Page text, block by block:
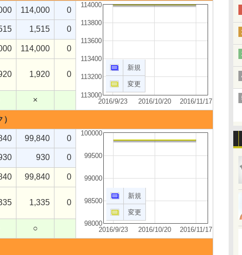
114,000 0
2016/9/23 2016/10/20 2016/11/17
113000
113200
113400
113600
113800
114000
新規
変更
1,515 0
114,000 0
1,920 0
×
99,840 0
2016/9/23 2016/10/20 2016/11/17
98000
98500
99000
99500
100000
新規
変更
930 0
99,840 0
1,335 0
○